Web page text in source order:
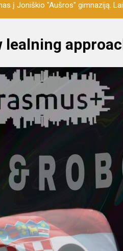
į Joniškio "Aušros" gimnaziją.
lealning